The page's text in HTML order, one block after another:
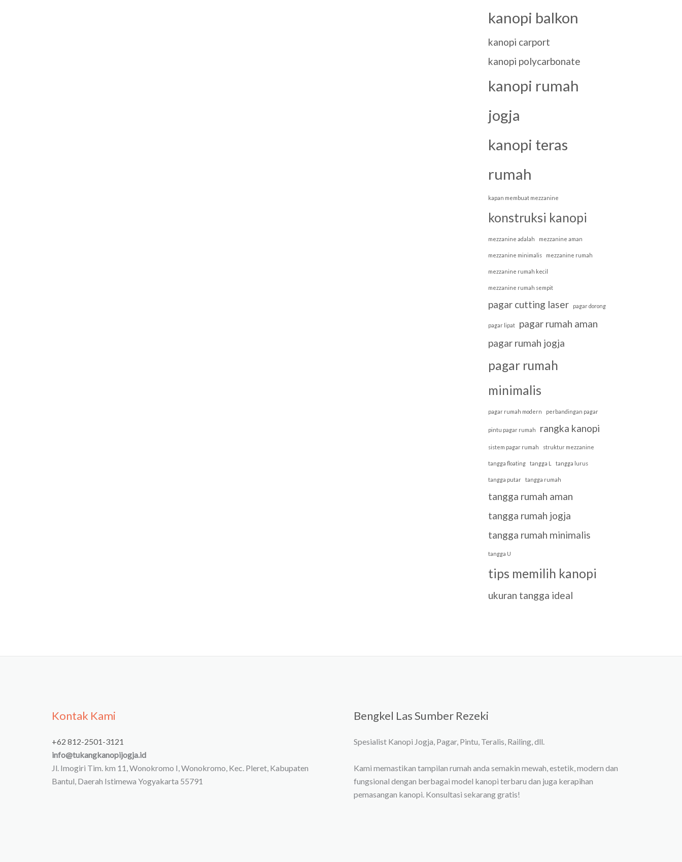
kanopi balkon
kanopi carport
kanopi polycarbonate
kanopi rumah
jogja
kanopi teras
rumah
kapan membuat mezzanine
konstruksi kanopi
mezzanine adalah mezzanine aman
mezzanine minimalis mezzanine rumah
mezzanine rumah kecil
mezzanine rumah sempit
pagar cutting laser pagar dorong
pagar lipat
pagar rumah aman
pagar rumah jogja
pagar rumah
minimalis
pagar rumah modern perbandingan pagar
pintu pagar rumah rangka kanopi
sistem pagar rumah struktur mezzanine
tangga floating tangga L tangga lurus
tangga putar tangga rumah
tangga rumah aman
tangga rumah jogja
tangga rumah minimalis
tangga U
tips memilih kanopi
ukuran tangga ideal
Kontak Kami
+62 812-2501-3121
info@tukangkanopijogja.id
Jl. Imogiri Tim. km 11, Wonokromo I, Wonokromo, Kec. Pleret, Kabupaten
Bantul, Daerah Istimewa Yogyakarta 55791
Bengkel Las Sumber Rezeki
Spesialist Kanopi Jogja, Pagar, Pintu, Teralis, Railing, dll.
Kami memastikan tampilan rumah anda semakin mewah, estetik, modern dan
fungsional dengan berbagai model kanopi terbaru dan juga kerapihan
pemasangan kanopi. Konsultasi sekarang gratis!